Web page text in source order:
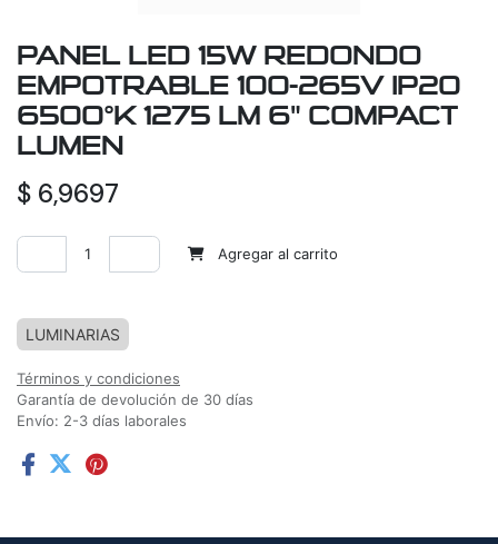
PANEL LED 15W REDONDO
EMPOTRABLE 100-265V IP20
6500°K 1275 LM 6" COMPACT
LUMEN
$ 6,9697
Agregar al carrito
LUMINARIAS
Términos y condiciones
Garantía de devolución de 30 días
Envío: 2-3 días laborales